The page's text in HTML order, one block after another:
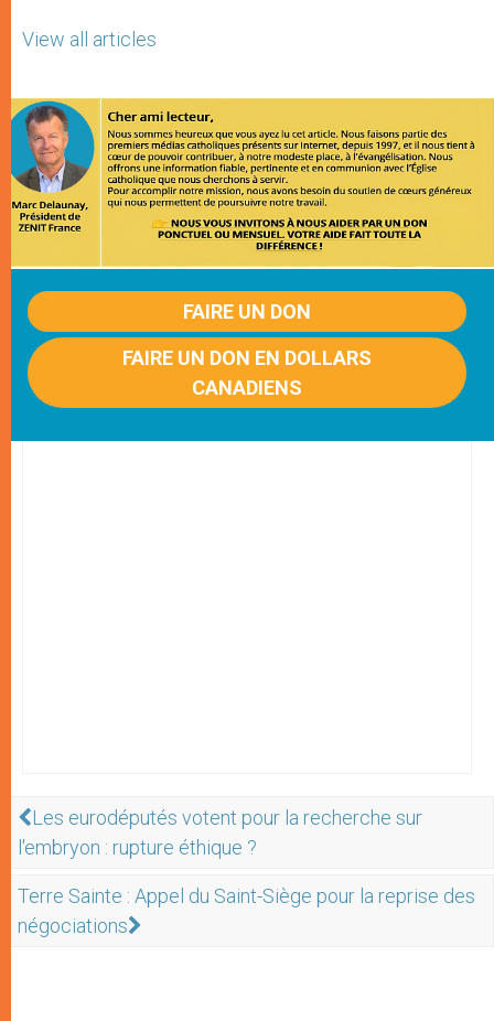
View all articles
FAIRE UN DON
FAIRE UN DON EN DOLLARS
CANADIENS
Les eurodéputés votent pour la recherche sur
l'embryon : rupture éthique ?
Terre Sainte : Appel du Saint-Siège pour la reprise des
négociations